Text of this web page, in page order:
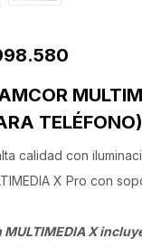
TELÉFONO)
calidad con
X Pro con
X